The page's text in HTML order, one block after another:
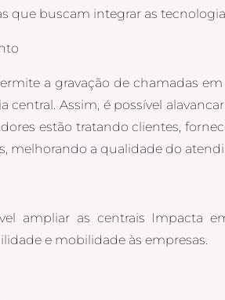
que buscam integrar as
a gravação de chamadas
central. Assim, é possível
estão tratando clientes,
melhorando a qualidade do
ampliar as centrais Impacta
e mobilidade às empresas.